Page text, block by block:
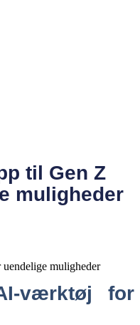
til Gen Z
muligheder
værktøj for